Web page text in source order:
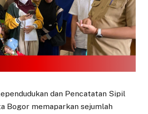
dan Pencatatan Sipil
Bogor memaparkan sejumlah